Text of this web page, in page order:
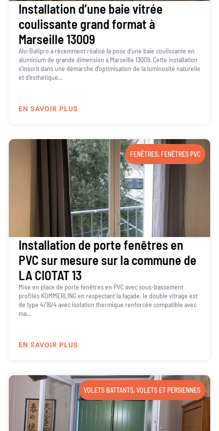
Installation d’une baie vitrée
coulissante grand format à
Marseille 13009
Alu-Batipro a récemment réalisé la pose d’une baie coulissante en
aluminium de grande dimension à Marseille 13009. Cette installation
s’inscrit dans une démarche d’optimisation de la luminosité naturelle
et d’esthétique...
EN SAVOIR PLUS
FENÊTRES, FENÊTRES PVC
Installation de porte fenêtres en
PVC sur mesure sur la commune de
LA CIOTAT 13
Mise en place de porte fenêtres en PVC avec sous-bassement
profilés KOMMERLING en respectant la façade, le double vitrage est
de type 4/16/4 avec isolation thermique renforcée compatible avec
ma...
EN SAVOIR PLUS
VOLETS BATTANTS,VOLETS ET PERSIENNES